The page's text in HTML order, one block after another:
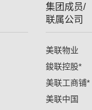
集团成员/
联属公司
美联物业
鋑联控股*
美联工商铺*
美联中国